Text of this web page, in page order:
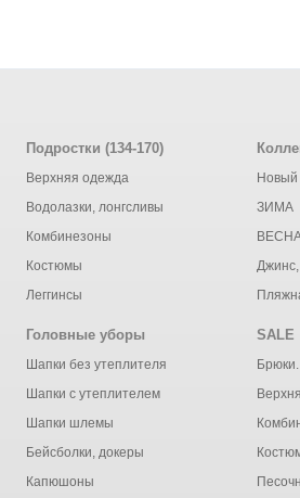
Подростки (134-170)
Верхняя одежда
Водолазки, лонгсливы
Комбинезоны
Костюмы
Леггинсы
Новый
ЗИМА
Джинс,
Головные уборы
Шапки без утеплителя
Шапки с утеплителем
Шапки шлемы
Бейсболки, докеры
Капюшоны
SALE